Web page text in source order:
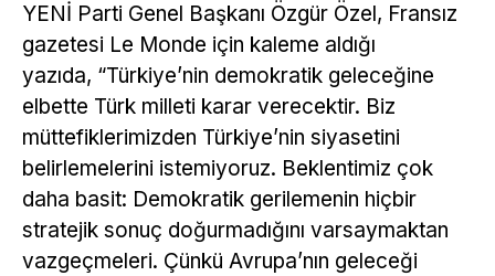
YENİ Parti Genel Başkanı Özgür Özel, Fransız
gazetesi Le Monde için kaleme aldığı
yazıda, “Türkiye’nin demokratik geleceğine
elbette Türk milleti karar verecektir. Biz
müttefiklerimizden Türkiye’nin siyasetini
belirlemelerini istemiyoruz. Beklentimiz çok
daha basit: Demokratik gerilemenin hiçbir
stratejik sonuç doğurmadığını varsaymaktan
vazgeçmeleri. Çünkü Avrupa’nın geleceği